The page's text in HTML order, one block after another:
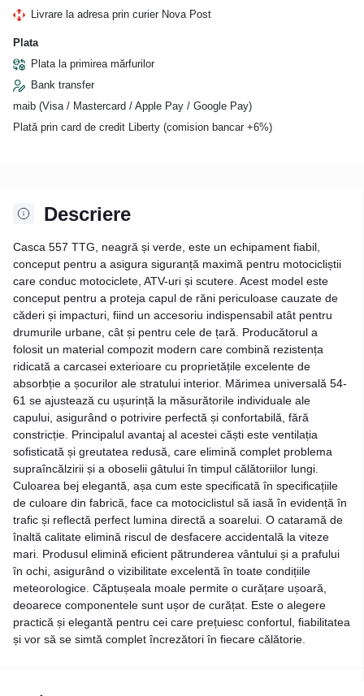
Livrare la adresa prin curier Nova Post
Plata
Plata la primirea mărfurilor
Bank transfer
maib (Visa / Mastercard / Apple Pay / Google Pay)
Plată prin card de credit Liberty (comision bancar +6%)
Descriere
Casca 557 TTG, neagră și verde, este un echipament fiabil,
conceput pentru a asigura siguranță maximă pentru motocicliștii
care conduc motociclete, ATV-uri și scutere. Acest model este
conceput pentru a proteja capul de răni periculoase cauzate de
căderi și impacturi, fiind un accesoriu indispensabil atât pentru
drumurile urbane, cât și pentru cele de țară. Producătorul a
folosit un material compozit modern care combină rezistența
ridicată a carcasei exterioare cu proprietățile excelente de
absorbție a șocurilor ale stratului interior. Mărimea universală 54-
61 se ajustează cu ușurință la măsurătorile individuale ale
capului, asigurând o potrivire perfectă și confortabilă, fără
constricție. Principalul avantaj al acestei căști este ventilația
sofisticată și greutatea redusă, care elimină complet problema
supraîncălzirii și a oboselii gâtului în timpul călătoriilor lungi.
Culoarea bej elegantă, așa cum este specificată în specificațiile
de culoare din fabrică, face ca motociclistul să iasă în evidență în
trafic și reflectă perfect lumina directă a soarelui. O cataramă de
înaltă calitate elimină riscul de desfacere accidentală la viteze
mari. Produsul elimină eficient pătrunderea vântului și a prafului
în ochi, asigurând o vizibilitate excelentă în toate condițiile
meteorologice. Căptușeala moale permite o curățare ușoară,
deoarece componentele sunt ușor de curățat. Este o alegere
practică și elegantă pentru cei care prețuiesc confortul, fiabilitatea
și vor să se simtă complet încrezători în fiecare călătorie.